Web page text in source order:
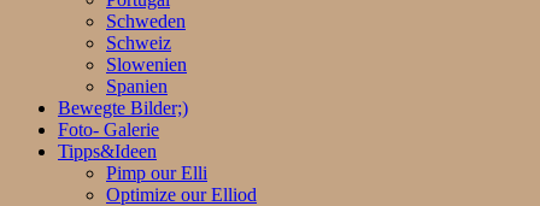
Schweden
Schweiz
Slowenien
Spanien
Bewegte Bilder;)
Foto- Galerie
Tipps&Ideen
Pimp our Elli
Optimize our Elliod